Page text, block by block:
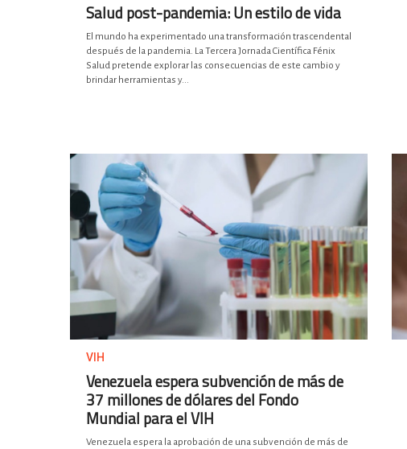
Salud post-pandemia: Un estilo de vida
El mundo ha experimentado una transformación trascendental
después de la pandemia. La Tercera Jornada Científica Fénix
Salud pretende explorar las consecuencias de este cambio y
brindar herramientas y...
VIH
Venezuela espera subvención de más de
37 millones de dólares del Fondo
Mundial para el VIH
Venezuela espera la aprobación de una subvención de más de